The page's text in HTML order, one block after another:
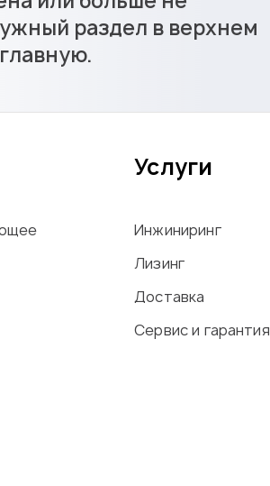
раздел в верхнем
Услуги
Инжиниринг
Лизинг
Доставка
Сервис и гарантия